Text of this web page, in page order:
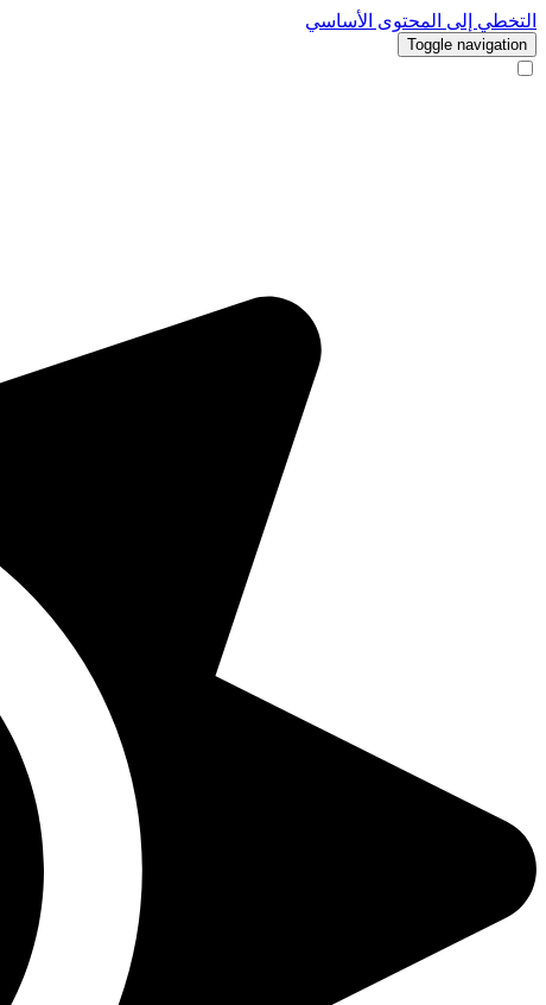
التخطي إلى المحتوى الأساسي
Toggle navigation